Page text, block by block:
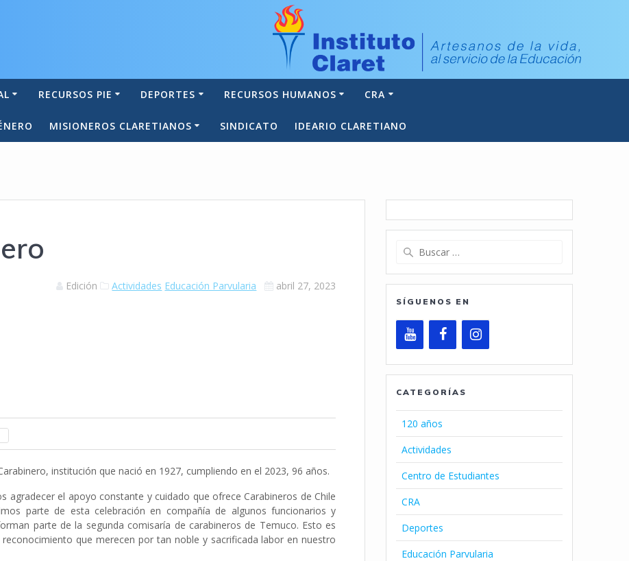
RECURSOS PIE DEPORTES RECURSOS HUMANOS CRA
MISIONEROS CLARETIANOS SINDICATO IDEARIO CLARETIANO
Edición Actividades Educación Parvularia abril 27, 2023
institución que nació en 1927, cumpliendo en el 2023, 96 años.
agradecer el apoyo constante y cuidado que ofrece Carabineros de Chile
parte de esta celebración en compañía de algunos funcionarios y
parte de la segunda comisaría de carabineros de Temuco. Esto es
que merecen por tan noble y sacrificada labor en nuestro
Buscar:
SÍGUENOS EN
CATEGORÍAS
120 años
Actividades
Centro de Estudiantes
CRA
Deportes
Educación Parvularia